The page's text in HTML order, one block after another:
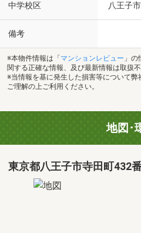
中学校区 八王子
備考
※本物件情報は「 マンションレビュー 」
関する正確な情報、及び最新情報は取扱
※当情報を基に発生した損害等について
ご理解の上ご利用ください。
地図･
東京都八王子市寺田町432